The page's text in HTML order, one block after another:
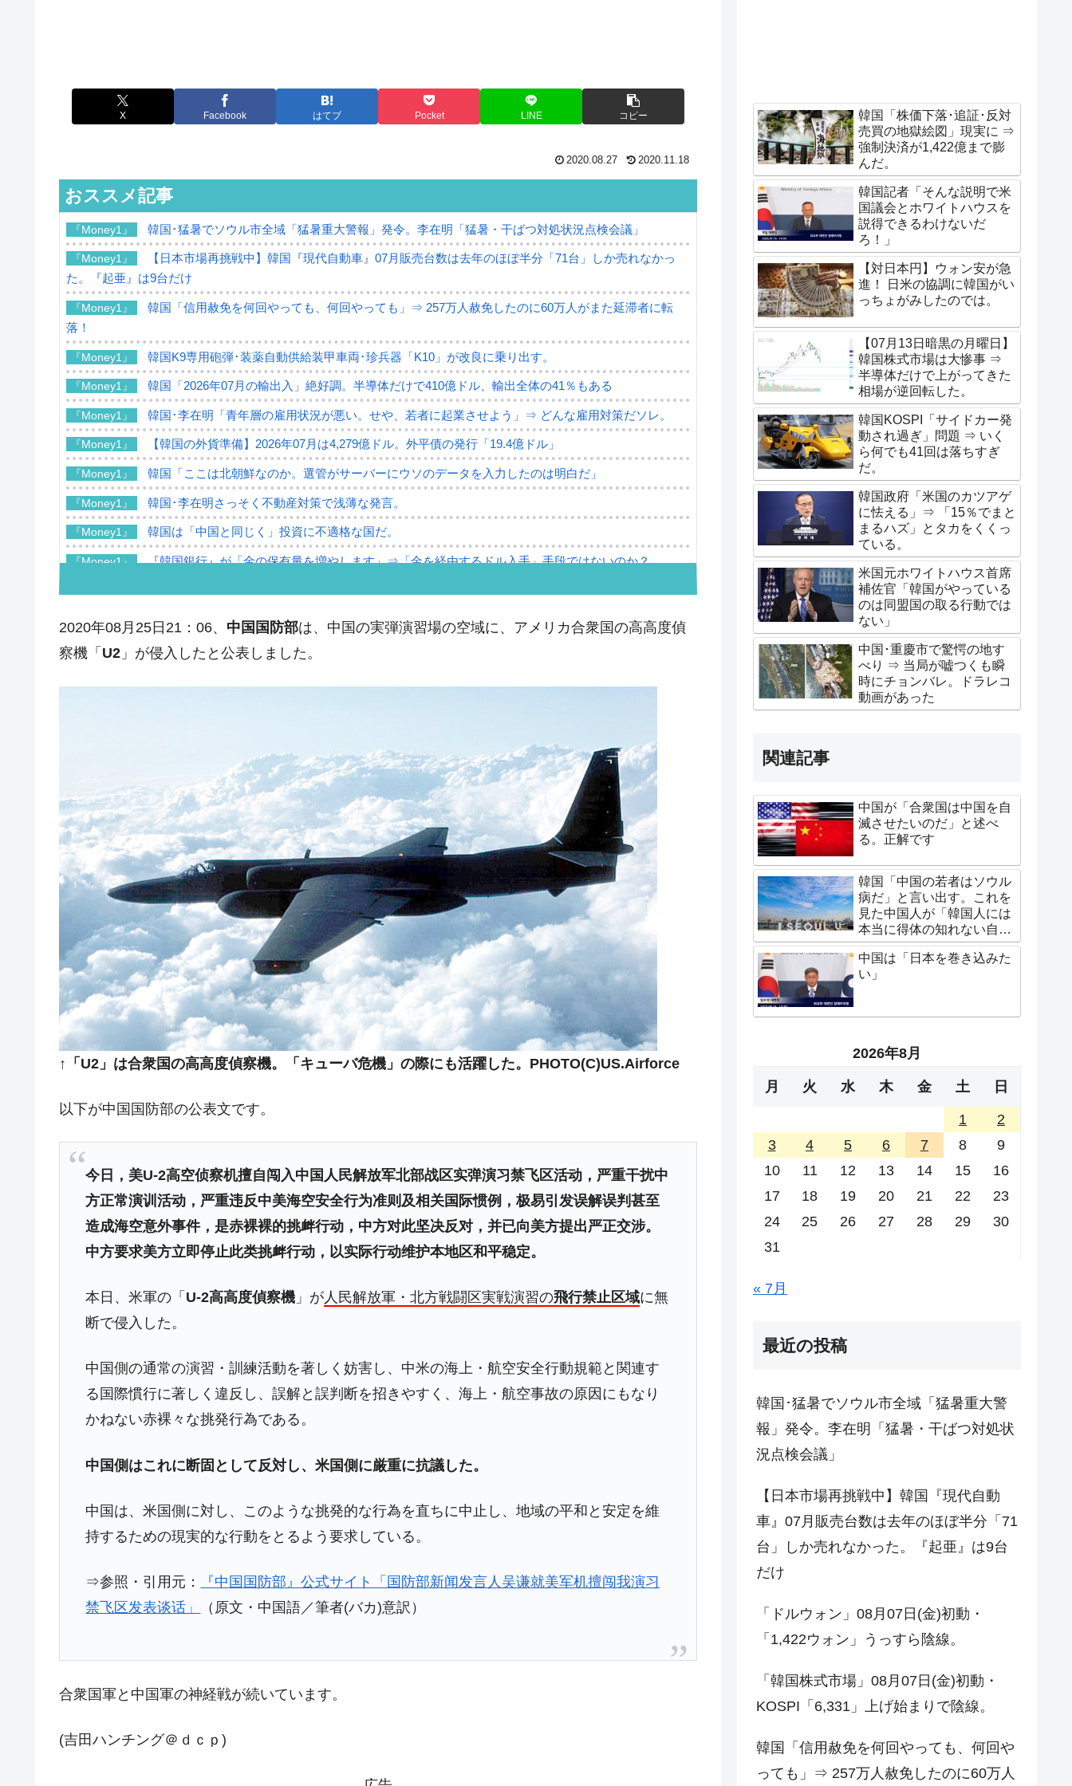
X Facebook はてブ Pocket LINE コピー
2020.08.27 2020.11.18
おススメ記事
『Money1』 韓国･猛暑でソウル市全域「猛暑重大警報」発令。李在明「猛暑・干ばつ対処状況点検会議」
『Money1』
【日本市場再挑戦中】韓国『現代自動車』07月販売台数は去年のほぼ半分「71台」しか売れなかっ
た。『起亜』は9台だけ
『Money1』
韓国「信用赦免を何回やっても、何回やっても」⇒ 257万人赦免したのに60万人がまた延滞者に転
落！
『Money1』 韓国K9専用砲弾･装薬自動供給装甲車両･珍兵器「K10」が改良に乗り出す。
『Money1』 韓国「2026年07月の輸出入」絶好調。半導体だけで410億ドル、輸出全体の41％もある
『Money1』 韓国･李在明「青年層の雇用状況が悪い。せや、若者に起業させよう」⇒ どんな雇用対策だソレ。
『Money1』 【韓国の外貨準備】2026年07月は4,279億ドル。外平債の発行「19.4億ドル」
『Money1』 韓国「ここは北朝鮮なのか。選管がサーバーにウソのデータを入力したのは明白だ」
『Money1』 韓国･李在明さっそく不動産対策で浅薄な発言。
『Money1』 韓国は「中国と同じく」投資に不適格な国だ。
『Money1』 『韓国銀行』が「金の保有量を増やします」⇒「金を経由するドル入手」手段ではないのか？
『Money1』 韓国･帰ってきた李在明。李在明を支持しない「50.5％」に上昇
『Money1』
韓国大統領府ボンクラ政策室長が告発された ⇒ 国家が行った恐るべき株価操作であり、空前の国政
韓国製造業「半導体絶好調」のウラで他業種は全般的「不調」⇒ PSIが示す現況は決して良くない。
【米韓激突案件】韓国消費者院が『クーパン』1人当たり賠償10万ウォンを認定 ⇒ 総額3兆7,000億
『Money1』 韓国で猛暑。南東部では干ばつ
『Money1』 韓国型イージス搭載の次世代駆逐艦「KDDX」1番艦、2032年竣工と公示
『Money1』 【対日本円】ウォン安が急進！ 日米の協調に韓国がいっちょがみしたのでは。
『Money1』
韓国政府『BYD』車への補助金を全廃 ⇒ 実は韓国で『BYD』車は売れている。6カ月で対前年同期比
『Money1』
在韓米国大使スティールが着韓！⇒ さっそく空港に詰めかけ「出て行け！」「極右勢力」のプラカー
ドを掲げる「在韓反米勢力」
『Money1』 韓国政府「2035年までに18.4GW規模のAIデータセンター整備」⇒ だから無理だってば。
JPモルガン「韓国レバレッジETFの清算はほぼ終わった」
『Money1』 韓国『国民年金公団』株価暴落で200兆蒸発。
『Money1』 韓国「橋が落ちました」⇒ 耐久性「なさすぎ」では。
『Money1』 韓国鉄鋼最大手『POSCO』ズブズブ沈む。営業利益80.2％も減少
『Money1』
米国下院「韓国の公務員個人をターゲットにぶん殴る法案」提出！⇒ クーパン問題は合衆国企業に対
する差別。許してはおかぬ
『Money1』 韓国ボンクラ政策室長･金容範、株価暴落に他人事のような発言。
『Money1』 韓国半導体『SKハイニックス』2026年2Qの業績「史上最高益」当期純利益は前年同期比13.4倍に。
【速報】韓国株式市場の暴落・本日07月29日(水)もサイドカー・サーキットブレイカーの二段コンボ
発動！
『Money1』 IT産業は人を雇用する効果は低い。全産業の半分未満しか雇用を生まない
『Money1』 韓国「株式市場が賭博場のように変質したのは政界の責任だ」
Fact1 日本の誇る海洋資源調査船『白嶺』は先進技術の塊！
今話題の「楽天ライオンズ」とは？
Fact1 奇跡の毛色「白毛馬」とは？
Fact1 全て勝つといくら？ 競馬GI競走で勝利騎手がもらえる賞金とは？
2020年08月25日21：06、 中国国防部は、中国の実弾演習場の空域に、アメリカ合衆国の高高度偵
察機「 U2 」が侵入したと公表しました。
↑「U2」は合衆国の高高度偵察機。「キューバ危機」の際にも活躍した。PHOTO(C)US.Airforce
以下が中国国防部の公表文です。
今日，美U-2高空侦察机擅自闯入中国人民解放军北部战区实弹演习禁飞区活动，严重干扰中
方正常演训活动，严重违反中美海空安全行为准则及相关国际惯例，极易引发误解误判甚至
造成海空意外事件，是赤裸裸的挑衅行动，中方对此坚决反对，并已向美方提出严正交涉。
中方要求美方立即停止此类挑衅行动，以实际行动维护本地区和平稳定。
本日、米軍の「 U-2高高度偵察機 」が人民解放軍・北方戦闘区実戦演習の飛行禁止区域に無
断で侵入した。
中国側の通常の演習・訓練活動を著しく妨害し、中米の海上・航空安全行動規範と関連す
る国際慣行に著しく違反し、誤解と誤判断を招きやすく、海上・航空事故の原因にもなり
かねない赤裸々な挑発行為である。
中国側はこれに断固として反対し、米国側に厳重に抗議した。
中国は、米国側に対し、このような挑発的な行為を直ちに中止し、地域の平和と安定を維
持するための現実的な行動をとるよう要求している。
⇒参照・引用元：
『中国国防部』公式サイト「国防部新闻发言人吴谦就美军机擅闯我演习
禁飞区发表谈话」
（原文・中国語／筆者(バカ)意訳）
合衆国軍と中国軍の神経戦が続いています。
(吉田ハンチング＠ｄｃｐ)
韓国「株価下落･追証･反対
売買の地獄絵図」現実に ⇒
強制決済が1,422億まで膨
んだ。
韓国記者「そんな説明で米
国議会とホワイトハウスを
説得できるわけないだ
ろ！」
【対日本円】ウォン安が急
進！ 日米の協調に韓国がい
っちょがみしたのでは。
【07月13日暗黒の月曜日】
韓国株式市場は大惨事 ⇒
半導体だけで上がってきた
相場が逆回転した。
韓国KOSPI「サイドカー発
動され過ぎ」問題 ⇒ いく
ら何でも41回は落ちすぎ
だ。
韓国政府「米国のカツアゲ
に怯える」⇒ 「15％でまと
まるハズ」とタカをくくっ
ている。
米国元ホワイトハウス首席
補佐官「韓国がやっている
のは同盟国の取る行動では
ない」
中国･重慶市で驚愕の地す
べり ⇒ 当局が嘘つくも瞬
時にチョンバレ。ドラレコ
動画があった
関連記事
中国が「合衆国は中国を自
滅させたいのだ」と述べ
る。正解です
韓国「中国の若者はソウル
病だ」と言い出す。これを
見た中国人が「韓国人には
本当に得体の知れない自信
がある」
中国は「日本を巻き込みた
い」
2026年8月
月 火 水 木 金 土 日
1
2
3
4 5 6 7 8
9
10
11 12 13 14 15
16
17
18 19 20 21 22
23
24
25 26 27 28 29
30
31
« 7月
最近の投稿
韓国･猛暑でソウル市全域「猛暑重大警
報」発令。李在明「猛暑・干ばつ対処状
況点検会議」
【日本市場再挑戦中】韓国『現代自動
車』07月販売台数は去年のほぼ半分「71
台」しか売れなかった。『起亜』は9台
だけ
「ドルウォン」08月07日(金)初動・
「1,422ウォン」うっすら陰線。
「韓国株式市場」08月07日(金)初動・
KOSPI「6,331」上げ始まりで陰線。
韓国「信用赦免を何回やっても、何回や
っても」⇒ 257万人赦免したのに60万人